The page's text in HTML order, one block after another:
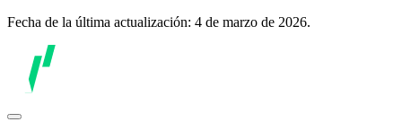
Fecha de la última actualización: 4 de marzo de 2026.